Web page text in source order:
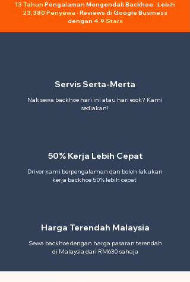
13 Tahun Pengalaman Mengendali Backhoe · Lebih
23,380 Penyewa · Reviews di Google Business
dengan 4.9 Stars
Servis Serta-Merta
Nak sewa backhoe hari ini atau hari esok? Kami
sediakan!
50% Kerja Lebih Cepat
Driver kami berpengalaman dan boleh lakukan
kerja backhoe 50% lebih cepat
Harga Terendah Malaysia
Sewa backhoe dengan harga pasaran terendah
di Malaysia dari RM630 sahaja